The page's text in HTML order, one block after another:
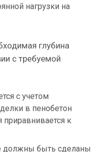
нагрузки на
глубина
с требуемой
с учетом
в пенобетон
приравнивается к
должны быть сделаны